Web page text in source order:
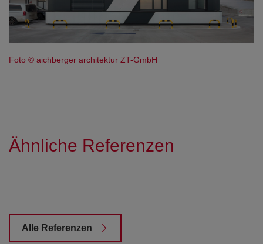
Foto © aichberger architektur ZT-GmbH
Ähnliche Referenzen
Alle Referenzen